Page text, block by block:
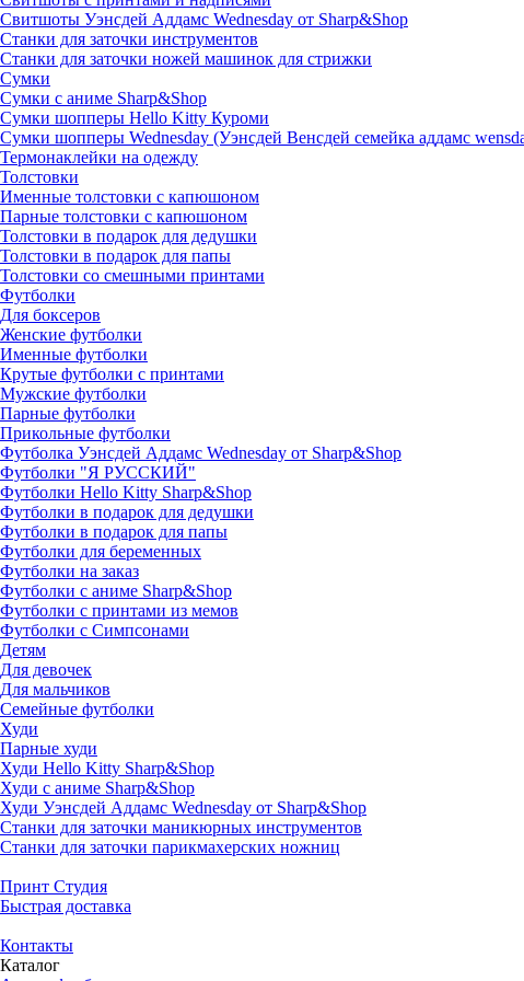
Свитшоты Уэнсдей Аддамс Wednesday от Sharp&Shop
Станки для заточки инструментов
Станки для заточки ножей машинок для стрижки
Сумки
Сумки с аниме Sharp&Shop
Сумки шопперы Hello Kitty Куроми
Сумки шопперы Wednesday (Уэнсдей Венсдей семейка аддамс
Термонаклейки на одежду
Толстовки
Именные толстовки с капюшоном
Парные толстовки с капюшоном
Толстовки в подарок для дедушки
Толстовки в подарок для папы
Толстовки со смешными принтами
Футболки
Для боксеров
Женские футболки
Именные футболки
Крутые футболки с принтами
Мужские футболки
Парные футболки
Прикольные футболки
Футболка Уэнсдей Аддамс Wednesday от Sharp&Shop
Футболки "Я РУССКИЙ"
Футболки Hello Kitty Sharp&Shop
Футболки в подарок для дедушки
Футболки в подарок для папы
Футболки для беременных
Футболки на заказ
Футболки с аниме Sharp&Shop
Футболки с принтами из мемов
Футболки с Симпсонами
Детям
Для девочек
Для мальчиков
Семейные футболки
Худи
Парные худи
Худи Hello Kitty Sharp&Shop
Худи с аниме Sharp&Shop
Худи Уэнсдей Аддамс Wednesday от Sharp&Shop
Станки для заточки маникюрных инструментов
Станки для заточки парикмахерских ножниц
Принт Студия
Быстрая доставка
Контакты
Каталог